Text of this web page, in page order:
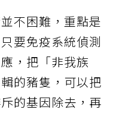
不困難，重點是
要免疫系統偵測
，把「非我族
的豬隻，可以把
的基因除去，再